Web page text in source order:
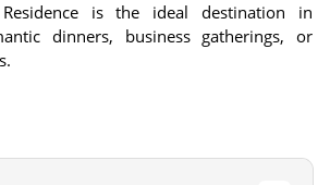
is the ideal destination in
dinners, business gatherings, or